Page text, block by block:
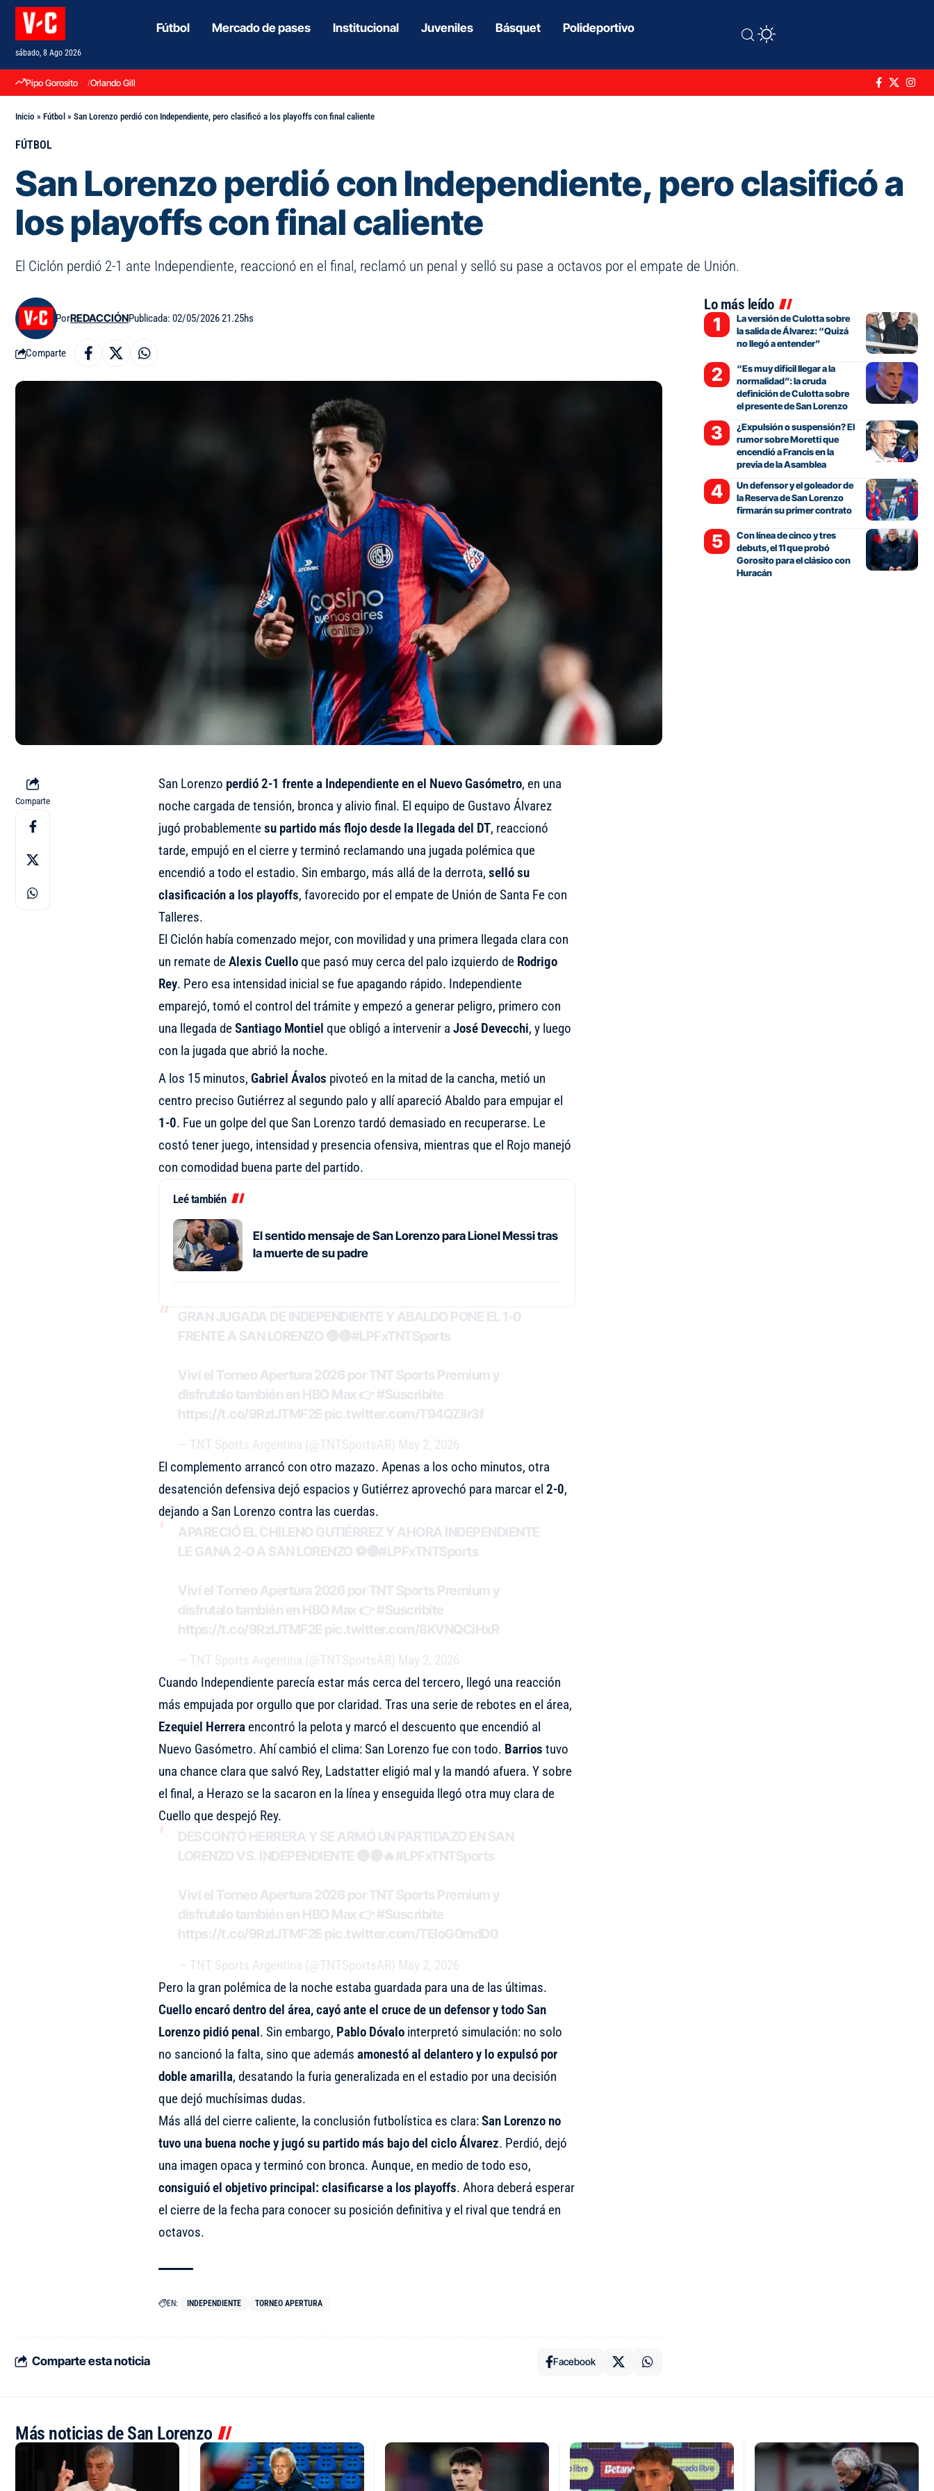
sábado, 8 Ago 2026
Fútbol Mercado de pases Institucional Juveniles Básquet Polideportivo
Pipo Gorosito Orlando Gill
Inicio » Fútbol » San Lorenzo perdió con Independiente, pero clasificó a los playoffs con final caliente
FÚTBOL
San Lorenzo perdió con Independiente, pero clasificó a
los playoffs con final caliente
El Ciclón perdió 2-1 ante Independiente, reaccionó en el final, reclamó un penal y selló su pase a octavos por el empate de Unión.
PorREDACCIÓNPublicada: 02/05/2026 21.25hs
Comparte
Comparte
San Lorenzo perdió 2-1 frente a Independiente en el Nuevo Gasómetro, en una
noche cargada de tensión, bronca y alivio final. El equipo de Gustavo Álvarez
jugó probablementesu partido más flojo desde la llegada del DT, reaccionó
tarde, empujó en el cierre y terminó reclamando una jugada polémica que
encendió a todo el estadio. Sin embargo, más allá de la derrota, selló su
clasificación a los playoffs, favorecido por el empate de Unión de Santa Fe con
Talleres.
El Ciclón había comenzado mejor, con movilidad y una primera llegada clara con
un remate deAlexis Cuelloque pasó muy cerca del palo izquierdo de Rodrigo
Rey. Pero esa intensidad inicial se fue apagando rápido. Independiente
emparejó, tomó el control del trámite y empezó a generar peligro, primero con
una llegada deSantiago Montiel que obligó a intervenir a José Devecchi, y luego
con la jugada que abrió la noche.
A los 15 minutos, Gabriel Ávalos pivoteó en la mitad de la cancha, metió un
centro preciso Gutiérrez al segundo palo y allí apareció Abaldo para empujar el
1-0. Fue un golpe del que San Lorenzo tardó demasiado en recuperarse. Le
costó tener juego, intensidad y presencia ofensiva, mientras que el Rojo manejó
con comodidad buena parte del partido.
Leé también
El sentido mensaje de San Lorenzo para Lionel Messi tras
la muerte de su padre
GRAN JUGADA DE INDEPENDIENTE Y ABALDO PONE EL 1-0
FRENTE A SAN LORENZO 🔴🔴#LPFxTNTSports
Viví el Torneo Apertura 2026 por TNT Sports Premium y
disfrutalo también en HBO Max 👉#Suscribite
https://t.co/9RzIJTMF2E pic.twitter.com/T94QZIIr3f
— TNT Sports Argentina (@TNTSportsAR) May 2, 2026
El complemento arrancó con otro mazazo. Apenas a los ocho minutos, otra
desatención defensiva dejó espacios y Gutiérrez aprovechó para marcar el 2-0,
dejando a San Lorenzo contra las cuerdas.
APARECIÓ EL CHILENO GUTIÉRREZ Y AHORA INDEPENDIENTE
LE GANA 2-0 A SAN LORENZO ⚽🔴#LPFxTNTSports
Viví el Torneo Apertura 2026 por TNT Sports Premium y
disfrutalo también en HBO Max 👉#Suscribite
https://t.co/9RzIJTMF2E pic.twitter.com/8KVNQCiHxR
— TNT Sports Argentina (@TNTSportsAR) May 2, 2026
Cuando Independiente parecía estar más cerca del tercero, llegó una reacción
más empujada por orgullo que por claridad. Tras una serie de rebotes en el área,
Ezequiel Herreraencontró la pelota y marcó el descuento que encendió al
Nuevo Gasómetro. Ahí cambió el clima: San Lorenzo fue con todo. Barrios tuvo
una chance clara que salvó Rey, Ladstatter eligió mal y la mandó afuera. Y sobre
el final, a Herazo se la sacaron en la línea y enseguida llegó otra muy clara de
Cuello que despejó Rey.
DESCONTÓ HERRERA Y SE ARMÓ UN PARTIDAZO EN SAN
LORENZO VS. INDEPENDIENTE 🔵🔴🔥#LPFxTNTSports
Viví el Torneo Apertura 2026 por TNT Sports Premium y
disfrutalo también en HBO Max 👉#Suscribite
https://t.co/9RzIJTMF2E pic.twitter.com/TEloG0mdD0
— TNT Sports Argentina (@TNTSportsAR) May 2, 2026
Pero la gran polémica de la noche estaba guardada para una de las últimas.
Cuello encaró dentro del área, cayó ante el cruce de un defensor y todo San
Lorenzo pidió penal. Sin embargo, Pablo Dóvalointerpretó simulación: no solo
no sancionó la falta, sino que además amonestó al delantero y lo expulsó por
doble amarilla, desatando la furia generalizada en el estadio por una decisión
que dejó muchísimas dudas.
Más allá del cierre caliente, la conclusión futbolística es clara:San Lorenzo no
tuvo una buena noche y jugó su partido más bajo del ciclo Álvarez. Perdió, dejó
una imagen opaca y terminó con bronca. Aunque, en medio de todo eso,
consiguió el objetivo principal: clasificarse a los playoffs. Ahora deberá esperar
el cierre de la fecha para conocer su posición definitiva y el rival que tendrá en
octavos.
EN: INDEPENDIENTE TORNEO APERTURA
Comparte esta noticia Facebook
Lo más leído
La versión de Culotta sobre
la salida de Álvarez: “Quizá
no llegó a entender”
“Es muy difícil llegar a la
normalidad”: la cruda
definición de Culotta sobre
el presente de San Lorenzo
¿Expulsión o suspensión? El
rumor sobre Moretti que
encendió a Francis en la
previa de la Asamblea
Un defensor y el goleador de
la Reserva de San Lorenzo
firmarán su primer contrato
Con línea de cinco y tres
debuts, el 11 que probó
Gorosito para el clásico con
Huracán
Más noticias de San Lorenzo